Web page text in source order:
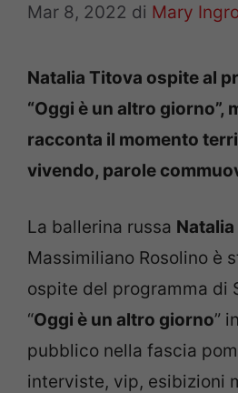
Mar 8, 2022 di Mary
Natalia Titova ospite al
“Oggi è un altro giorno”,
racconta il momento
vivendo, parole
La ballerina russa
Massimiliano Rosolino è
ospite del programma di
“Oggi è un altro giorno”
pubblico nella fascia
interviste, vip, esibizioni